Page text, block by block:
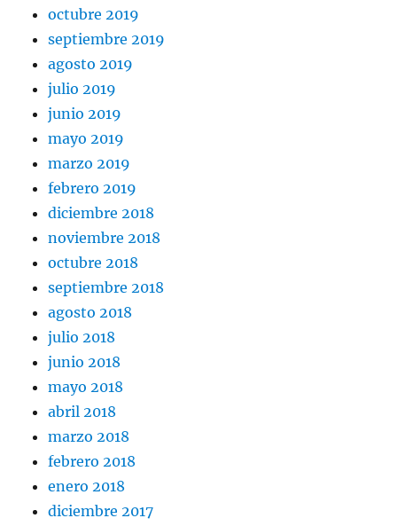
octubre 2019
septiembre 2019
agosto 2019
julio 2019
junio 2019
mayo 2019
marzo 2019
febrero 2019
diciembre 2018
noviembre 2018
octubre 2018
septiembre 2018
agosto 2018
julio 2018
junio 2018
mayo 2018
abril 2018
marzo 2018
febrero 2018
enero 2018
diciembre 2017